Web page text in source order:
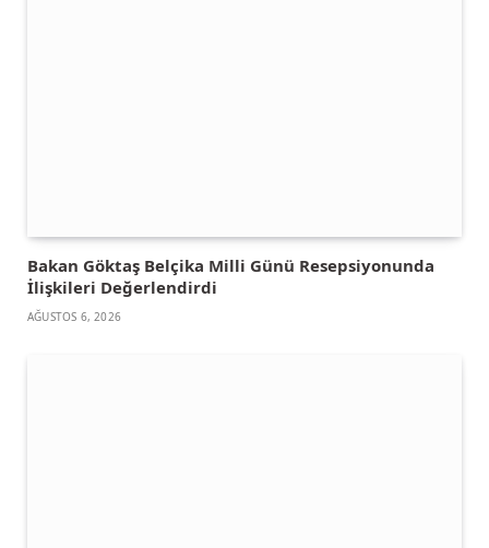
Bakan Göktaş Belçika Milli Günü Resepsiyonunda
İlişkileri Değerlendirdi
AĞUSTOS 6, 2026